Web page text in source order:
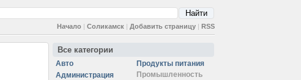
Начало | Соликамск | Добавить страницу | RSS
Все категории
Авто
Администрация
Продукты питания
Промышленность